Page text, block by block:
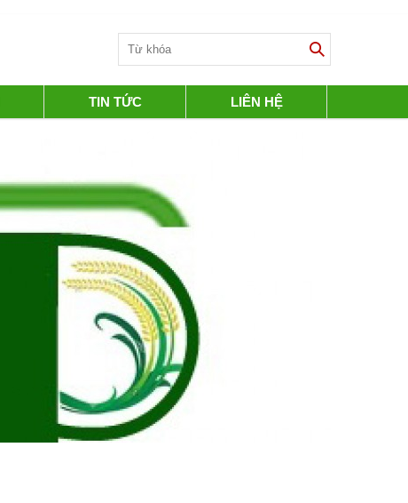
TIN TỨC LIÊN HỆ